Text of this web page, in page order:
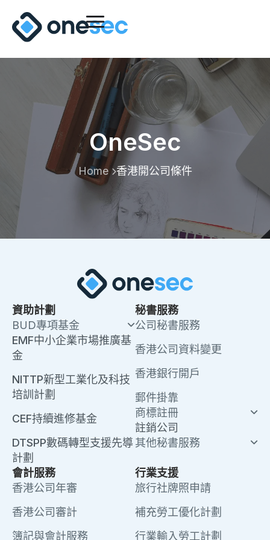
OneSec
Home 香港開公司條件
資助計劃
BUD專項基金
EMF中小企業市場推廣基
金
NITTP新型工業化及科技
培訓計劃
CEF持續進修基金
DTSPP數碼轉型支援先導
計劃
秘書服務
公司秘書服務
香港公司資料變更
香港銀行開戶
郵件掛靠
商標註冊
註銷公司
其他秘書服務
會計服務
香港公司年審
香港公司審計
簿記與會計服務
行業支援
旅行社牌照申請
補充勞工優化計劃
行業輸入勞工計劃